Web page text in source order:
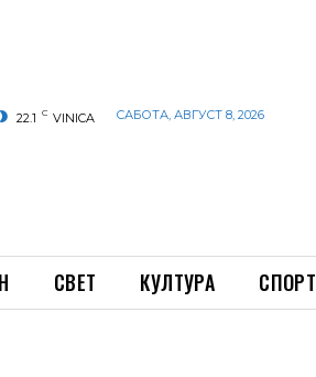
22.1 C VINICA САБОТА, АВГУСТ 8, 2026
СВЕТ КУЛТУРА СПОРТ